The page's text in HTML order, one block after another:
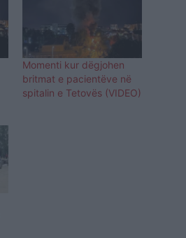
Momenti kur dëgjohen
britmat e pacientëve në
spitalin e Tetovës (VIDEO)